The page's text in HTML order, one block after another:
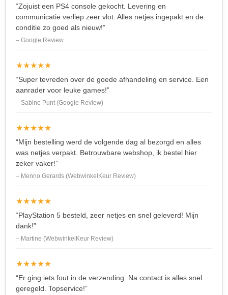
“Zojuist een PS4 console gekocht. Levering en
communicatie verliep zeer vlot. Alles netjes ingepakt en de
conditie zo goed als nieuw!”
– Google Review
★★★★★
“Super tevreden over de goede afhandeling en service. Een
aanrader voor leuke games!”
– Sabine Punt (Google Review)
★★★★★
“Mijn bestelling werd de volgende dag al bezorgd en alles
was netjes verpakt. Betrouwbare webshop, ik bestel hier
zeker vaker!”
– Menno Gerards (WebwinkelKeur Review)
★★★★★
“PlayStation 5 besteld, zeer netjes en snel geleverd! Mijn
dank!”
– Martine (WebwinkelKeur Review)
★★★★★
“Er ging iets fout in de verzending. Na contact is alles snel
geregeld. Topservice!”